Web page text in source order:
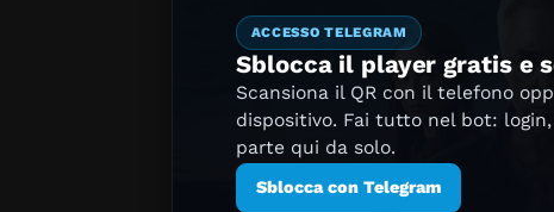
ACCESSO TELEGRAM
Sblocca il player gratis e
Scansiona il QR con il telefono
dispositivo. Fai tutto nel bot:
parte qui da solo.
Sblocca con Telegram